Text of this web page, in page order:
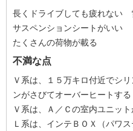
長くドライブしても疲れない
サスペンションシートがいい
たくさんの荷物が載る
不満な点
Ｖ系は、１５万キロ付近でシ
ンがさびてオーバーヒートす
Ｖ系は、Ａ／Ｃの室内ユニット
Ｌ系は、インテＢＯＸ（パワ